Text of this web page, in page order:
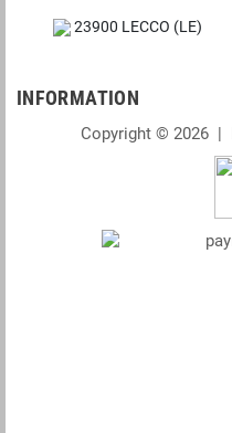
23900 LECCO (LE)
INFORMATION
Copyright © 2026 |